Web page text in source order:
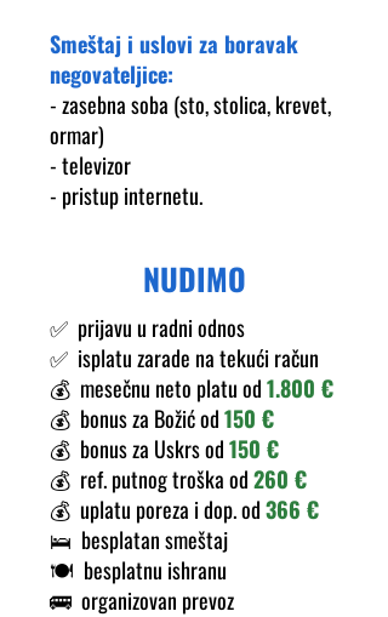
Smeštaj i uslovi za boravak
negovateljice:
- zasebna soba (sto, stolica, krevet,
ormar)
- televizor
- pristup internetu.
NUDIMO
✅ prijavu u radni odnos
✅ isplatu zarade na tekući račun
💰️ mesečnu neto platu od1.800 €
💰️ bonus za Božić od150 €
💰️ bonus za Uskrs od150 €
💰️ ref. putnog troška od260 €
💰️ uplatu poreza i dop. od366 €
🛌 besplatan smeštaj
🍽️ besplatnu ishranu
🚌 organizovan prevoz